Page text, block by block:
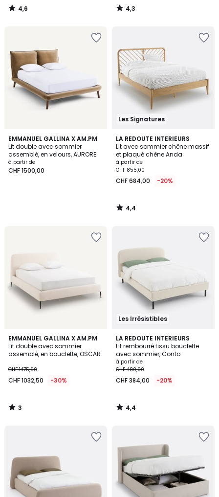
4,6
/
4,3
/
EMMANUEL GALLINA X AM.PM
Lit double avec sommier
assemblé, en velours, AURORE
à partir de
CHF 1500,00
Les Signatures
LA REDOUTE INTERIEURS
Lit avec sommier chêne massif
et plaqué chêne Anda
à partir de
CHF 855,00
CHF 684,00 -20%
4,4
/ 5
4,4
/
EMMANUEL GALLINA X AM.PM
Lit double avec sommier
assemblé, en bouclette, OSCAR
CHF 1475,00
CHF 1032,50 -30%
3
/
5
3
/
Les Irrésistibles
LA REDOUTE INTERIEURS
Lit rembourré tissu bouclette
avec sommier, Conto
à partir de
CHF 480,00
CHF 384,00 -20%
4,4
/ 5
4,4
/